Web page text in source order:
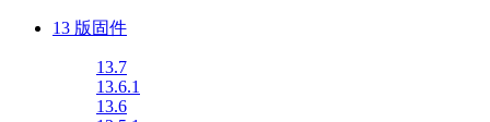
13 版固件
13.7
13.6.1
13.6